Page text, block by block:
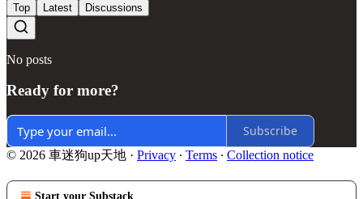
Top Latest Discussions
No posts
Ready for more?
Subscribe
© 2026 車迷狗up天地 · Privacy ∙ Terms ∙ Collection notice
Start your Substack